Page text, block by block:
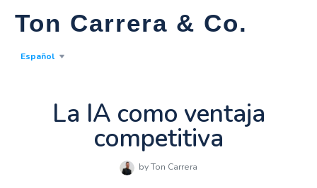
Ton Carrera & Co.
Español
La IA como ventaja
competitiva
by Ton Carrera